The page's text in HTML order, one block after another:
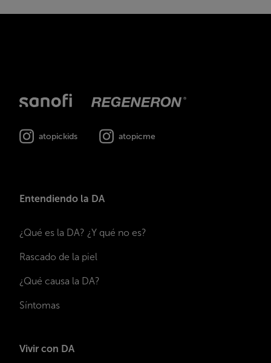
atopickids atopicme
Entendiendo la DA
¿Qué es la DA? ¿Y qué no es?
Rascado de la piel
¿Qué causa la DA?
Síntomas
Vivir con DA